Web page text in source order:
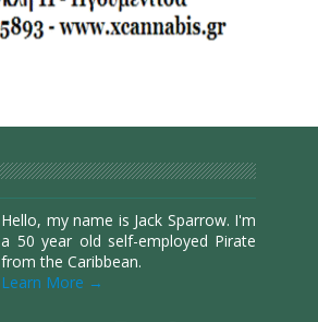
Hello, my name is Jack Sparrow. I'm
a 50 year old self-employed Pirate
from the Caribbean.
Learn More →